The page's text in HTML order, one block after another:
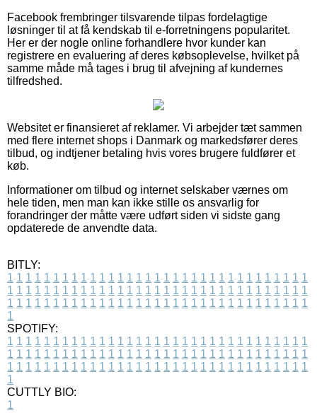
Facebook frembringer tilsvarende tilpas fordelagtige
løsninger til at få kendskab til e-forretningens popularitet.
Her er der nogle online forhandlere hvor kunder kan
registrere en evaluering af deres købsoplevelse, hvilket på
samme måde må tages i brug til afvejning af kundernes
tilfredshed.
Websitet er finansieret af reklamer. Vi arbejder tæt sammen
med flere internet shops i Danmark og markedsfører deres
tilbud, og indtjener betaling hvis vores brugere fuldfører et
køb.
Informationer om tilbud og internet selskaber værnes om
hele tiden, men man kan ikke stille os ansvarlig for
forandringer der måtte være udført siden vi sidste gang
opdaterede de anvendte data.
BITLY:
1 1 1 1 1 1 1 1 1 1 1 1 1 1 1 1 1 1 1 1 1 1 1 1 1 1 1 1 1 1 1 1 1
1 1 1 1 1 1 1 1 1 1 1 1 1 1 1 1 1 1 1 1 1 1 1 1 1 1 1 1 1 1 1 1 1
1 1 1 1 1 1 1 1 1 1 1 1 1 1 1 1 1 1 1 1 1 1 1 1 1 1 1 1 1 1 1 1 1
1
SPOTIFY:
1 1 1 1 1 1 1 1 1 1 1 1 1 1 1 1 1 1 1 1 1 1 1 1 1 1 1 1 1 1 1 1 1
1 1 1 1 1 1 1 1 1 1 1 1 1 1 1 1 1 1 1 1 1 1 1 1 1 1 1 1 1 1 1 1 1
1 1 1 1 1 1 1 1 1 1 1 1 1 1 1 1 1 1 1 1 1 1 1 1 1 1 1 1 1 1 1 1 1
1
CUTTLY BIO:
1